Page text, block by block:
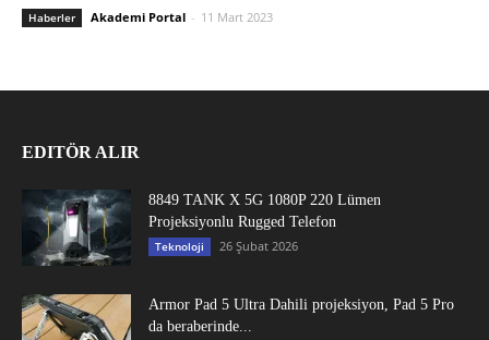
Haberler Akademi Portal - 11 Mart 2023
EDITÖR ALIR
8849 TANK X 5G 1080P 220 Lümen
Projeksiyonlu Rugged Telefon
Teknoloji 26 Şubat 2026
Armor Pad 5 Ultra Dahili projeksiyon, Pad 5 Pro
da beraberinde...